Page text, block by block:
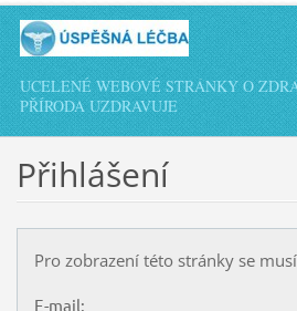
UCELENÉ WEBOVÉ STRÁNKY O
PŘÍRODA UZDRAVUJE
Přihlášení
Pro zobrazení této stránky se
E-mail: